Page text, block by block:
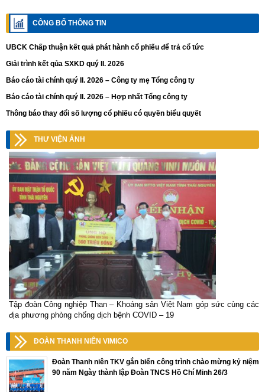
CÔNG BỐ THÔNG TIN
UBCK Chấp thuận kết quả phát hành cổ phiếu để trả cổ tức
Giải trình kết qủa SXKD quý II. 2026
Báo cáo tài chính quý II. 2026 – Công ty mẹ Tổng công ty
Báo cáo tài chính quý II. 2026 – Hợp nhất Tổng công ty
Thông báo thay đổi số lượng cổ phiếu có quyền biểu quyết
THƯ VIỆN ẢNH
Tập đoàn Công nghiệp Than – Khoáng sản Việt Nam góp sức cùng các
địa phương phòng chống dịch bệnh COVID – 19
ĐOÀN THANH NIÊN VIMICO
Đoàn Thanh niên TKV gắn biển công trình chào mừng kỷ niệm
90 năm Ngày thành lập Đoàn TNCS Hồ Chí Minh 26/3